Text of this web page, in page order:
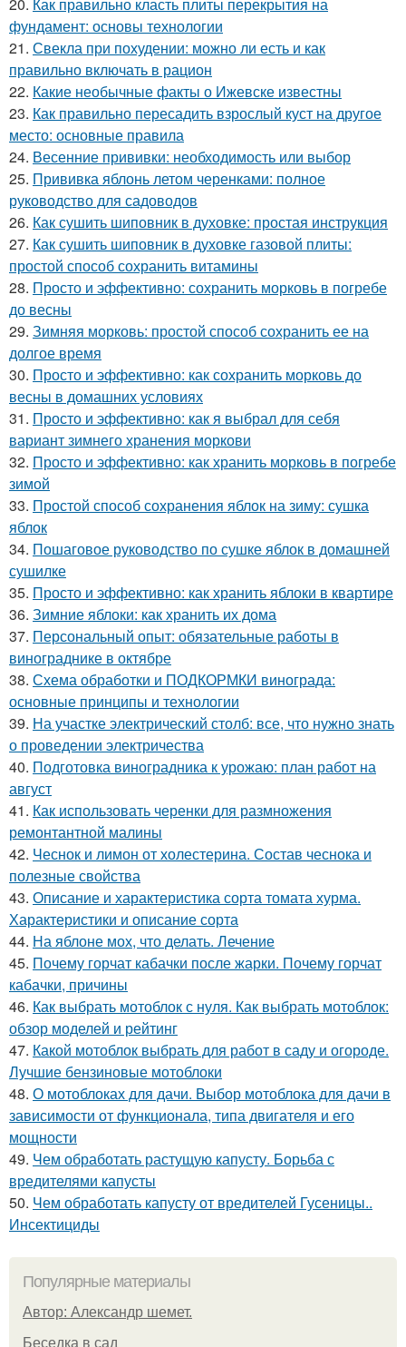
20. Как правильно класть плиты перекрытия на
фундамент: основы технологии
21. Свекла при похудении: можно ли есть и как
правильно включать в рацион
22. Какие необычные факты о Ижевске известны
23. Как правильно пересадить взрослый куст на другое
место: основные правила
24. Весенние прививки: необходимость или выбор
25. Прививка яблонь летом черенками: полное
руководство для садоводов
26. Как сушить шиповник в духовке: простая инструкция
27. Как сушить шиповник в духовке газовой плиты:
простой способ сохранить витамины
28. Просто и эффективно: сохранить морковь в погребе
до весны
29. Зимняя морковь: простой способ сохранить ее на
долгое время
30. Просто и эффективно: как сохранить морковь до
весны в домашних условиях
31. Просто и эффективно: как я выбрал для себя
вариант зимнего хранения моркови
32. Просто и эффективно: как хранить морковь в погребе
зимой
33. Простой способ сохранения яблок на зиму: сушка
яблок
34. Пошаговое руководство по сушке яблок в домашней
сушилке
35. Просто и эффективно: как хранить яблоки в квартире
36. Зимние яблоки: как хранить их дома
37. Персональный опыт: обязательные работы в
винограднике в октябре
38. Схема обработки и ПОДКОРМКИ винограда:
основные принципы и технологии
39. На участке электрический столб: все, что нужно знать
о проведении электричества
40. Подготовка виноградника к урожаю: план работ на
август
41. Как использовать черенки для размножения
ремонтантной малины
42. Чеснок и лимон от холестерина. Состав чеснока и
полезные свойства
43. Описание и характеристика сорта томата хурма.
Характеристики и описание сорта
44. На яблоне мох, что делать. Лечение
45. Почему горчат кабачки после жарки. Почему горчат
кабачки, причины
46. Как выбрать мотоблок с нуля. Как выбрать мотоблок:
обзор моделей и рейтинг
47. Какой мотоблок выбрать для работ в саду и огороде.
Лучшие бензиновые мотоблоки
48. О мотоблоках для дачи. Выбор мотоблока для дачи в
зависимости от функционала, типа двигателя и его
мощности
49. Чем обработать растущую капусту. Борьба с
вредителями капусты
50. Чем обработать капусту от вредителей Гусеницы..
Инсектициды
Популярные материалы
Автор: Александр шемет.
Беседка в сад